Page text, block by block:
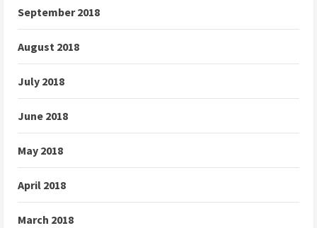
September 2018
August 2018
July 2018
June 2018
May 2018
April 2018
March 2018